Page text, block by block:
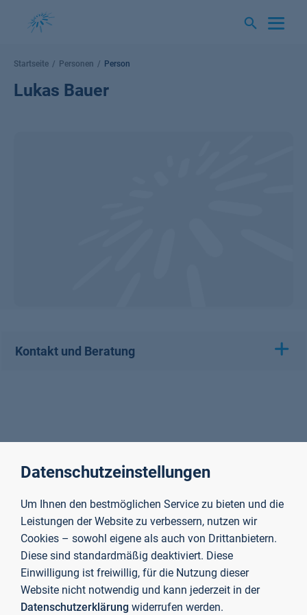
Startseite Personen Person
Lukas Bauer
Kontakt und Beratung
Datenschutzeinstellungen
Um Ihnen den bestmöglichen Service zu bieten und die
Leistungen der Website zu verbessern, nutzen wir
Cookies – sowohl eigene als auch von Drittanbietern.
Diese sind standardmäßig deaktiviert. Diese
Einwilligung ist freiwillig, für die Nutzung dieser
Website nicht notwendig und kann jederzeit in der
Datenschutzerklärung widerrufen werden.